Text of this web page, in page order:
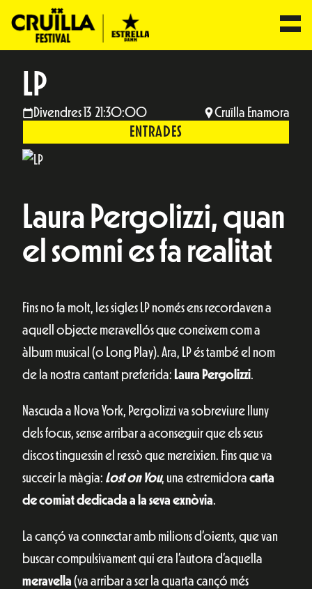
LP
Divendres 13 21:30:00 Cruïlla Enamora
ENTRADES
Laura Pergolizzi, quan
el somni es fa realitat
Fins no fa molt, les sigles LP només ens recordaven a
aquell objecte meravellós que coneixem com a
àlbum musical (o Long Play). Ara, LP és també el nom
de la nostra cantant preferida: Laura Pergolizzi.
Nascuda a Nova York, Pergolizzi va sobreviure lluny
dels focus, sense arribar a aconseguir que els seus
discos tinguessin el ressò que mereixien. Fins que va
succeir la màgia: Lost on You, una estremidora carta
de comiat dedicada a la seva exnòvia.
La cançó va connectar amb milions d’oients, que van
buscar compulsivament qui era l’autora d’aquella
meravella (va arribar a ser la quarta cançó més